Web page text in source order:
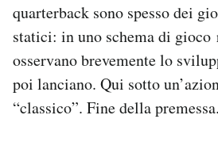
quarterback sono spesso dei
statici: in uno schema di gioco
osservano brevemente lo
poi lanciano. Qui sotto
“classico”. Fine della premessa.